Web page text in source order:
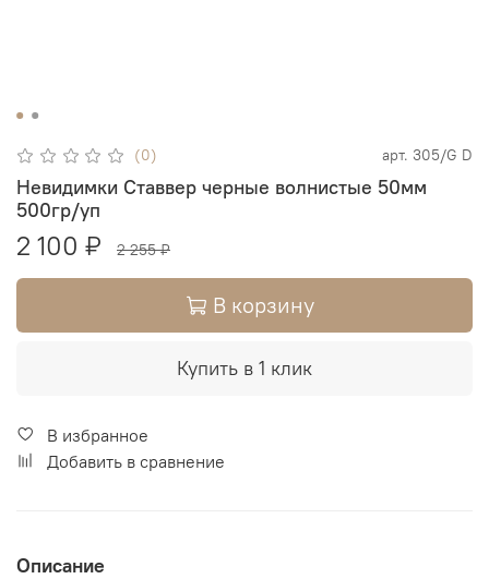
(0) арт. 305/G D
Невидимки Ставвер черные волнистые 50мм
500гр/уп
2 100 ₽ 2 255 ₽
В корзину
Купить в 1 клик
В избранное
Добавить в сравнение
Описание